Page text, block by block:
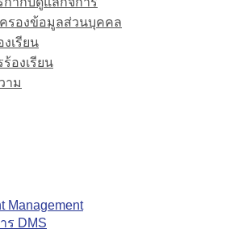
รองข้อมูลส่วนบุคคล
เรียน
องเรียน
าม
Management
ร DMS